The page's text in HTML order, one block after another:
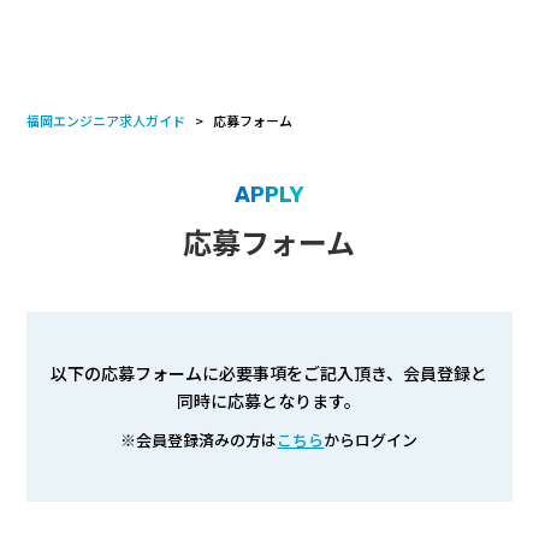
福岡エンジニア求人ガイド 応募フォーム
APPLY
応募フォーム
以下の応募フォームに必要事項をご記入頂き、会員登録と
同時に応募となります。
※会員登録済みの方はこちらからログイン